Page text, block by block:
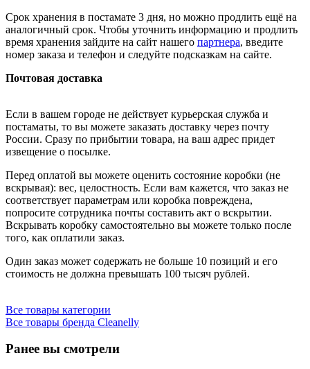
Срок хранения в постамате 3 дня, но можно продлить ещё на
аналогичный срок. Чтобы уточнить информацию и продлить
время хранения зайдите на сайт нашего партнера, введите
номер заказа и телефон и следуйте подсказкам на сайте.
Почтовая доставка
Если в вашем городе не действует курьерская служба и
постаматы, то вы можете заказать доставку через почту
России. Сразу по прибытии товара, на ваш адрес придет
извещение о посылке.
Перед оплатой вы можете оценить состояние коробки (не
вскрывая): вес, целостность. Если вам кажется, что заказ не
соответствует параметрам или коробка повреждена,
попросите сотрудника почты составить акт о вскрытии.
Вскрывать коробку самостоятельно вы можете только после
того, как оплатили заказ.
Один заказ может содержать не больше 10 позиций и его
стоимость не должна превышать 100 тысяч рублей.
Все товары категории
Все товары бренда Cleanelly
Ранее вы смотрели